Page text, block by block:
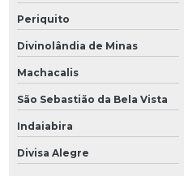
Periquito
Divinolândia de Minas
Machacalis
São Sebastião da Bela Vista
Indaiabira
Divisa Alegre